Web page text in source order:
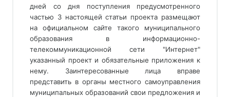
дней со дня поступления предусмотренного
частью 3 настоящей статьи проекта размещают
на официальном сайте такого муниципального
образования в информационно-
телекоммуникационной сети "Интернет"
указанный проект и обязательные приложения к
нему. Заинтересованные лица вправе
представить в органы местного самоуправления
муниципальных образований свои предложения и